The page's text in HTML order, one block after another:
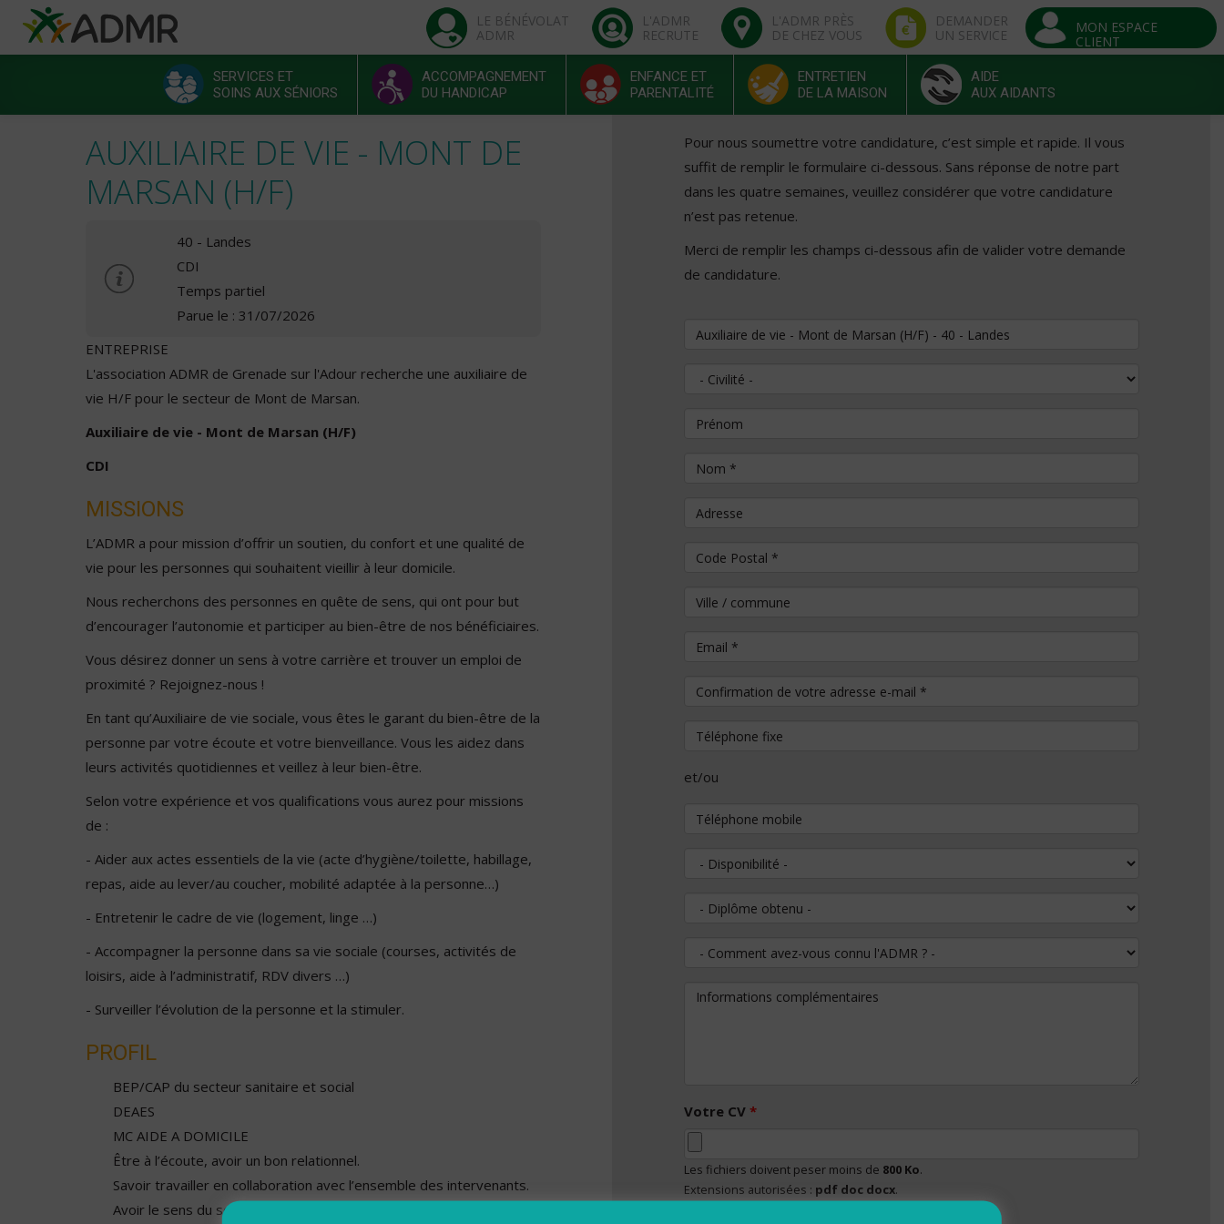
Aller au contenu principal
LE BÉNÉVOLAT
ADMR
L'ADMR
RECRUTE
L'ADMR PRÈS
DE CHEZ VOUS
DEMANDER
UN SERVICE
MON ESPACE
CLIENT
SERVICES ET
SOINS AUX SÉNIORS
ACCOMPAGNEMENT
DU HANDICAP
ENFANCE ET
PARENTALITÉ
ENTRETIEN
DE LA MAISON
AIDE
AUX AIDANTS
AUXILIAIRE DE VIE - MONT DE
MARSAN (H/F)
40 - Landes
CDI
Temps partiel
Parue le : 31/07/2026
ENTREPRISE
L'association ADMR de Grenade sur l'Adour recherche une auxiliaire de
vie H/F pour le secteur de Mont de Marsan.
Auxiliaire de vie - Mont de Marsan (H/F)
CDI
MISSIONS
L’ADMR a pour mission d’offrir un soutien, du confort et une qualité de
vie pour les personnes qui souhaitent vieillir à leur domicile.
Nous recherchons des personnes en quête de sens, qui ont pour but
d’encourager l’autonomie et participer au bien-être de nos bénéficiaires.
Vous désirez donner un sens à votre carrière et trouver un emploi de
proximité ? Rejoignez-nous !
En tant qu’Auxiliaire de vie sociale, vous êtes le garant du bien-être de la
personne par votre écoute et votre bienveillance. Vous les aidez dans
leurs activités quotidiennes et veillez à leur bien-être.
Selon votre expérience et vos qualifications vous aurez pour missions
de :
- Aider aux actes essentiels de la vie (acte d’hygiène/toilette, habillage,
repas, aide au lever/au coucher, mobilité adaptée à la personne…)
- Entretenir le cadre de vie (logement, linge …)
- Accompagner la personne dans sa vie sociale (courses, activités de
loisirs, aide à l’administratif, RDV divers …)
- Surveiller l’évolution de la personne et la stimuler.
PROFIL
BEP/CAP du secteur sanitaire et social
DEAES
MC AIDE A DOMICILE
Être à l’écoute, avoir un bon relationnel.
Savoir travailler en collaboration avec l’ensemble des intervenants.
Avoir le sens du service rendu et de la satisfaction du bénéficiaire.
Pour nous soumettre votre candidature, c’est simple et rapide. Il vous
suffit de remplir le formulaire ci-dessous. Sans réponse de notre part
dans les quatre semaines, veuillez considérer que votre candidature
n’est pas retenue.
Merci de remplir les champs ci-dessous afin de valider votre demande
de candidature.
Vous souhaitez postuler au poste de
Civilité
Prénom
Nom*
Adresse
Code Postal *
Ville / commune
Email*
Confirmation de votre adresse e-mail
Téléphone fixe
et/ou
Téléphone mobile
Disponibilité
Diplôme obtenu
Comment avez-vous connu l'ADMR ?
Informations complémentaires
Votre CV *
Les fichiers doivent peser moins de 800 Ko.
Extensions autorisées : pdf doc docx.
Panneau de gestion des cookies